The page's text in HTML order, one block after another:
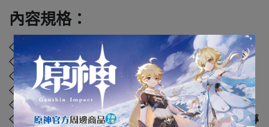
內容規格：
◇ 品牌：GOOD SMILE COMPANY (GSC)
◇ 材質：塑膠、聚苯乙烯、聚乙烯、聚丙烯
◇ 尺寸：.cm
◇ 年齡：4歲以上
◇ 國際碼：
4570232588202
◇ 本產品如拆封或之後壓損後即無法恢復原狀，可能會導